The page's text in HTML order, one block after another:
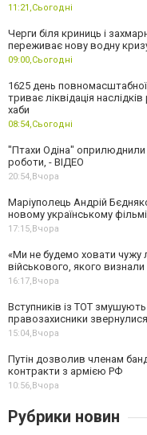
11:21,Сьогодні
Черги біля криниць і
переживає нову водну
09:00,Сьогодні
1625 день
триває ліквідація наслідків
хаби
08:54,Сьогодні
"Птахи Одіна" оприлюднили
роботи, - ВІДЕО
20:54,Вчора
Маріуполець Андрій
новому українському
17:15,Вчора
«Ми не будемо ховати
військового, якого
16:17,Вчора
Вступників із ТОТ
правозахисники
15:04,Вчора
Путін дозволив членам
контракти з армією РФ
10:56,Вчора
Рубрики новин